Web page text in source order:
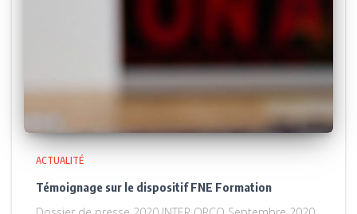
ACTUALITÉ
Témoignage sur le dispositif FNE Formation